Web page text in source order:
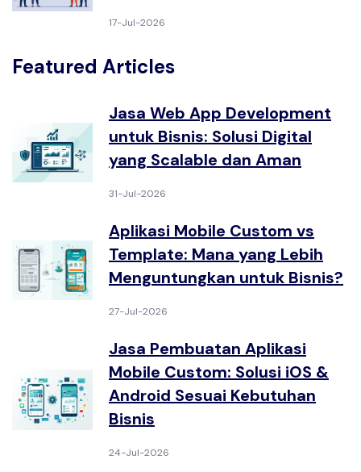
17-Jul-2026
Featured Articles
Jasa Web App Development
untuk Bisnis: Solusi Digital
yang Scalable dan Aman
31-Jul-2026
Aplikasi Mobile Custom vs
Template: Mana yang Lebih
Menguntungkan untuk Bisnis?
27-Jul-2026
Jasa Pembuatan Aplikasi
Mobile Custom: Solusi iOS &
Android Sesuai Kebutuhan
Bisnis
24-Jul-2026